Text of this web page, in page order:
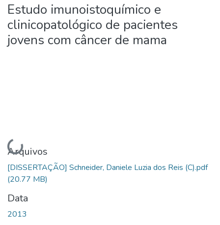
Autoarquivamento
Sobre o RI-UFCSPA
Estudo imunoistoquímico e
clinicopatológico de pacientes
jovens com câncer de mama
Carregando...
Arquivos
[DISSERTAÇÃO] Schneider, Daniele Luzia dos Reis (C).pdf
(20.77 MB)
Data
2013